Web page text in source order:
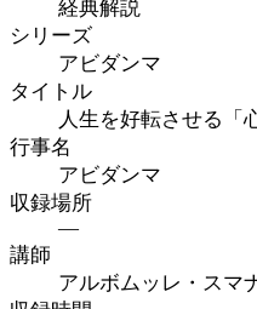
経典解説
シリーズ
アビダンマ
タイトル
人生を好転させる「
行事名
アビダンマ
収録場所
—
講師
アルボムッレ・スマ